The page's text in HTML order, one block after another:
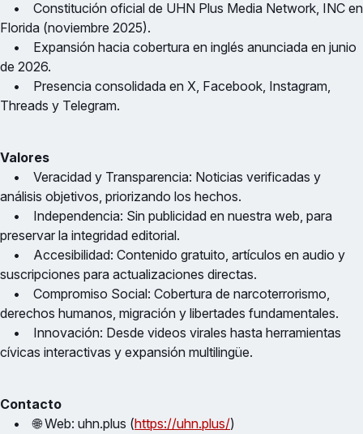
• Constitución oficial de UHN Plus Media Network, INC en
Florida (noviembre 2025).
• Expansión hacia cobertura en inglés anunciada en junio
de 2026.
• Presencia consolidada en X, Facebook, Instagram,
Threads y Telegram.
Valores
• Veracidad y Transparencia: Noticias verificadas y
análisis objetivos, priorizando los hechos.
• Independencia: Sin publicidad en nuestra web, para
preservar la integridad editorial.
• Accesibilidad: Contenido gratuito, artículos en audio y
suscripciones para actualizaciones directas.
• Compromiso Social: Cobertura de narcoterrorismo,
derechos humanos, migración y libertades fundamentales.
• Innovación: Desde videos virales hasta herramientas
cívicas interactivas y expansión multilingüe.
Contacto
• 🌐 Web: uhn.plus (https://uhn.plus/)